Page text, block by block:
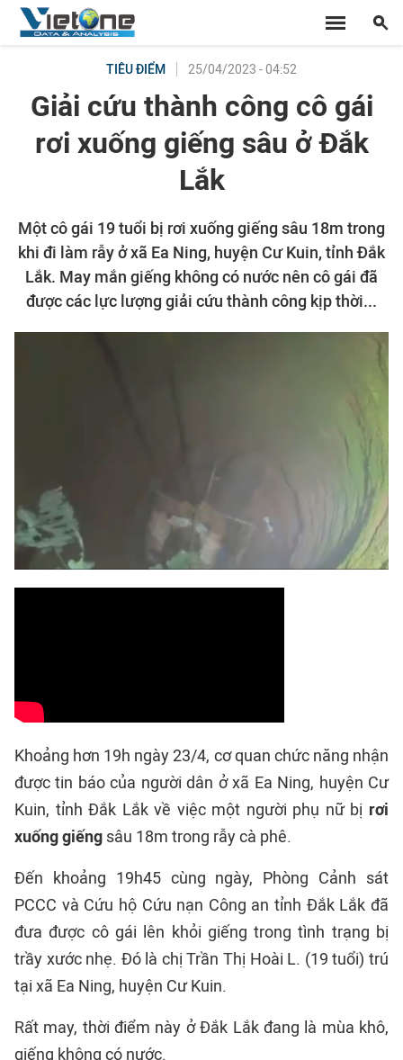
TIÊU ĐIỂM 25/04/2023 - 04:52
Giải cứu thành công cô gái
rơi xuống giếng sâu ở Đắk
Lắk
Một cô gái 19 tuổi bị rơi xuống giếng sâu 18m trong
khi đi làm rẫy ở xã Ea Ning, huyện Cư Kuin, tỉnh Đắk
Lắk. May mắn giếng không có nước nên cô gái đã
được các lực lượng giải cứu thành công kịp thời...
Khoảng hơn 19h ngày 23/4, cơ quan chức năng nhận
được tin báo của người dân ở xã Ea Ning, huyện Cư
Kuin, tỉnh Đắk Lắk về việc một người phụ nữ bị rơi
xuống giếng sâu 18m trong rẫy cà phê.
Đến khoảng 19h45 cùng ngày, Phòng Cảnh sát
PCCC và Cứu hộ Cứu nạn Công an tỉnh Đắk Lắk đã
đưa được cô gái lên khỏi giếng trong tình trạng bị
trầy xước nhẹ. Đó là chị Trần Thị Hoài L. (19 tuổi) trú
tại xã Ea Ning, huyện Cư Kuin.
Rất may, thời điểm này ở Đắk Lắk đang là mùa khô,
giếng không có nước.